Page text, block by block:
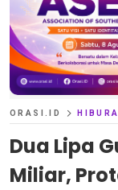
ORASI.ID
Dua Lipa
Miliar,